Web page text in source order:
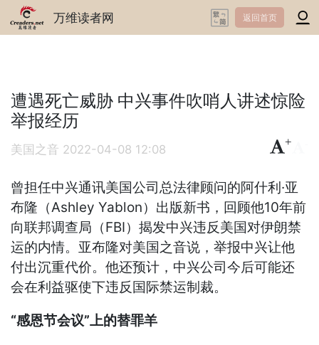
万维读者网 返回首页
遭遇死亡威胁 中兴事件吹哨人讲述惊险
举报经历
美国之音 2022-04-08 12:08
+
曾担任中兴通讯美国公司总法律顾问的阿什利·亚
布隆（Ashley Yablon）出版新书，回顾他10年前
向联邦调查局（FBI）揭发中兴违反美国对伊朗禁
运的内情。亚布隆对美国之音说，举报中兴让他
付出沉重代价。他还预计，中兴公司今后可能还
会在利益驱使下违反国际禁运制裁。
“感恩节会议”上的替罪羊